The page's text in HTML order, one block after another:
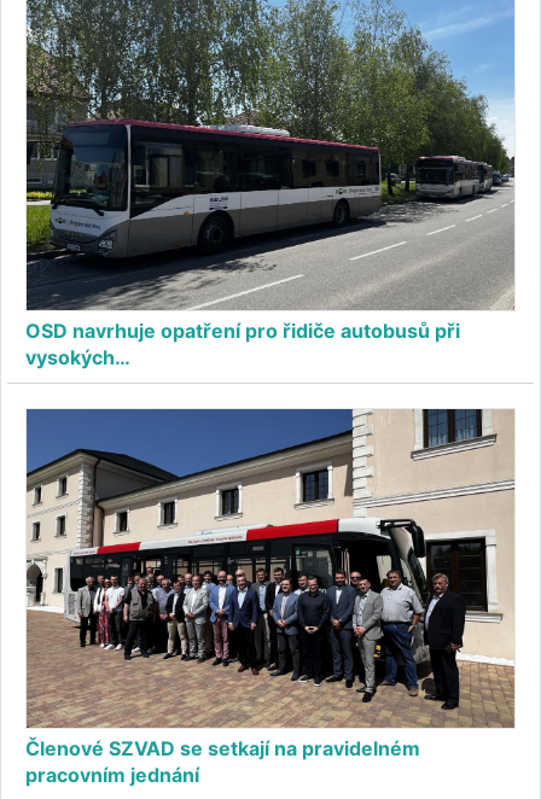
OSD navrhuje opatření pro řidiče autobusů při
vysokých…
Členové SZVAD se setkají na pravidelném
pracovním jednání